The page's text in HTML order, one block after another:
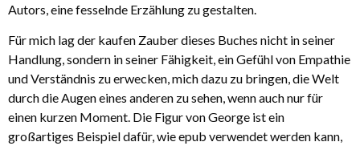
Autors, eine fesselnde Erzählung zu gestalten.
Für mich lag der kaufen Zauber dieses Buches nicht in seiner
Handlung, sondern in seiner Fähigkeit, ein Gefühl von Empathie
und Verständnis zu erwecken, mich dazu zu bringen, die Welt
durch die Augen eines anderen zu sehen, wenn auch nur für
einen kurzen Moment. Die Figur von George ist ein
großartiges Beispiel dafür, wie epub verwendet werden kann,